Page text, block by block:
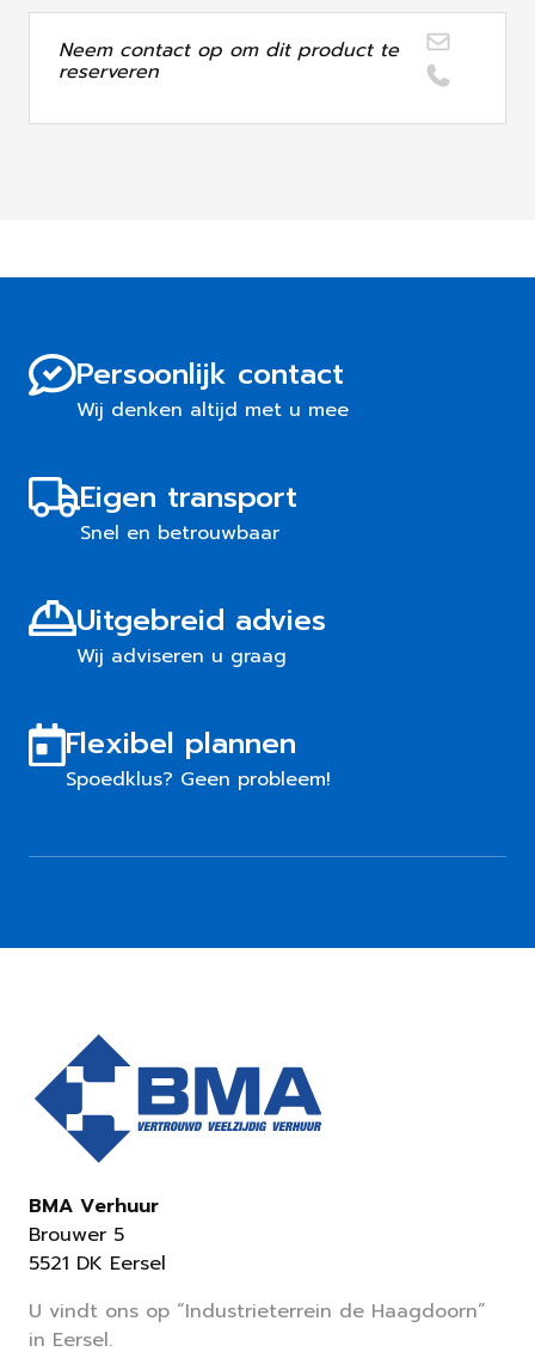
Neem contact op om dit product te
reserveren
Persoonlijk contact
Wij denken altijd met u mee
Eigen transport
Snel en betrouwbaar
Uitgebreid advies
Wij adviseren u graag
Flexibel plannen
Spoedklus? Geen probleem!
BMA Verhuur
Brouwer 5
5521 DK Eersel
U vindt ons op “Industrieterrein de Haagdoorn”
in Eersel.